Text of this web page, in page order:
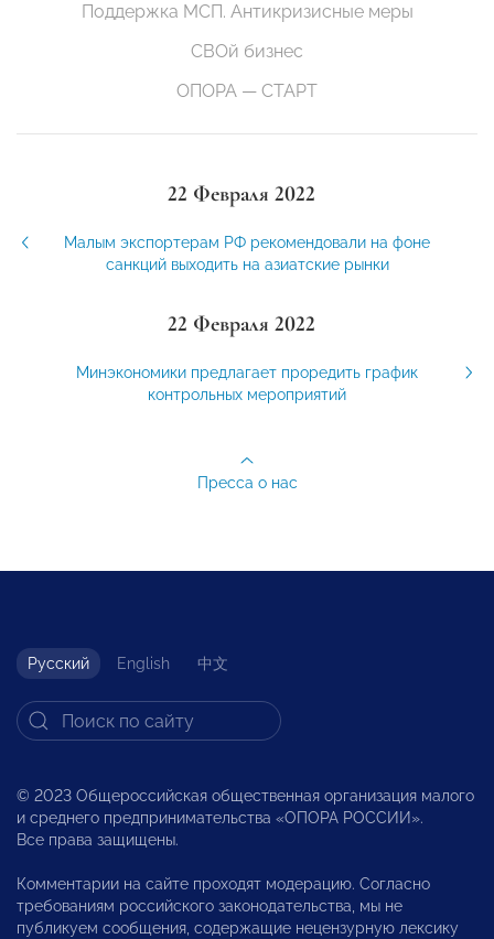
Поддержка МСП. Антикризисные меры
СВОй бизнес
ОПОРА — СТАРТ
22 Февраля 2022
Малым экспортерам РФ рекомендовали на фоне
санкций выходить на азиатские рынки
22 Февраля 2022
Минэкономики предлагает проредить график
контрольных мероприятий
Пресса о нас
Русский English 中文
© 2023 Общероссийская общественная организация малого
и среднего предпринимательства «ОПОРА РОССИИ».
Все права защищены.
Комментарии на сайте проходят модерацию. Согласно
требованиям российского законодательства, мы не
публикуем сообщения, содержащие нецензурную лексику